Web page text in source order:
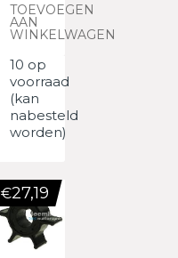
TOEVOEGEN
AAN
WINKELWAGEN
10 op
voorraad
(kan
nabesteld
worden)
€27,19